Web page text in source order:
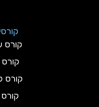
קורס
קורס
קורס
קורס